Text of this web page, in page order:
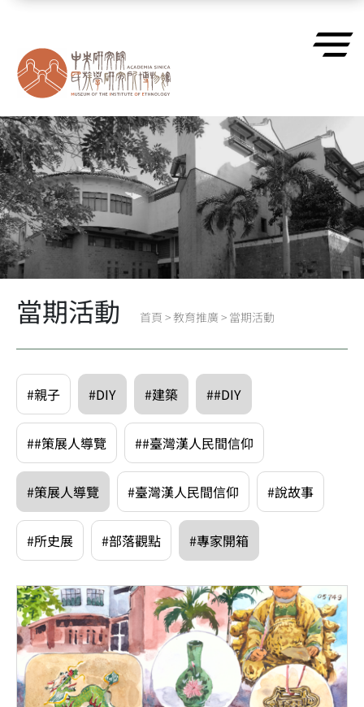
當期活動 首頁 >教育推廣 > 當期活動
#親子 #DIY #建築 ##DIY
##策展人導覽 ##臺灣漢人民間信仰
#策展人導覽 #臺灣漢人民間信仰 #說故事
#所史展 #部落觀點 #專家開箱